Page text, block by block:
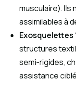
musculaire). Ils
assimilables à
Exosquelettes
structures
semi-rigides,
assistance